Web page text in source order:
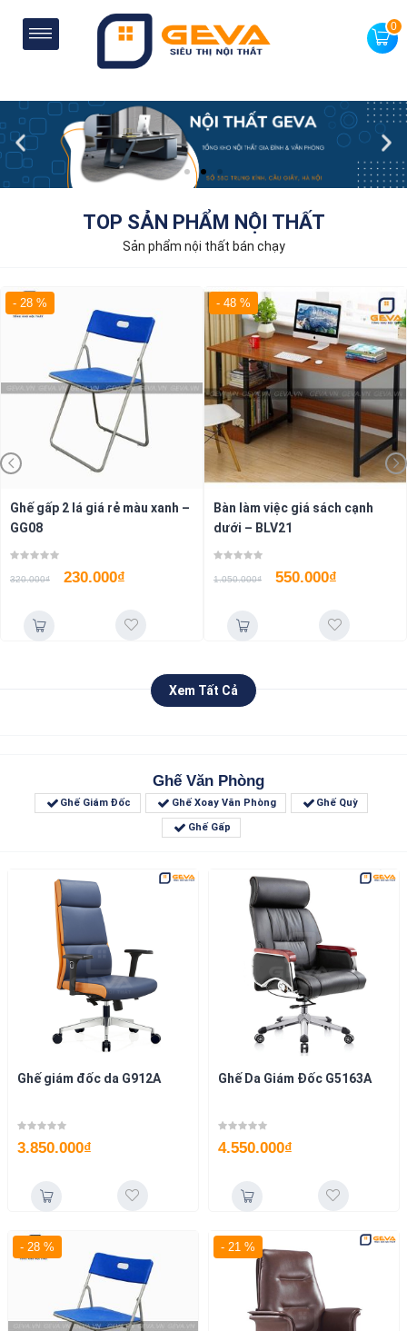
0
TOP SẢN PHẨM NỘI THẤT
Sản phẩm nội thất bán chạy
- 48 %
Bàn làm việc giá sách cạnh
dưới – BLV21
1.050.000 550.000
Ghế xoay văn phòng G8120
650.000
Xem Tất Cả
Ghế Văn Phòng
Ghế Giám Đốc Ghế Xoay Văn Phòng Ghế Quỳ
Ghế Gấp
Ghế giám đốc da G912A
3.850.000₫
Ghế Da Giám Đốc G5163A
4.550.000₫
- 28 % - 21 %